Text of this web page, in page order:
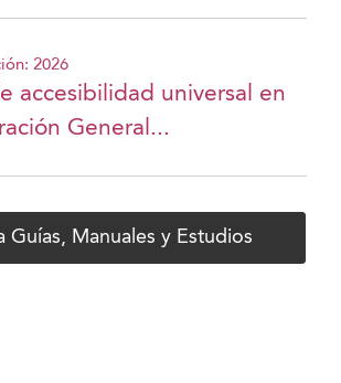
2026
accesibilidad universal en
General...
Guías, Manuales y Estudios